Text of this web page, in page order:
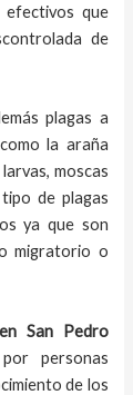
efectivos que
de
plagas a
la araña
moscas
de plagas
ya que son
migratorio o
San Pedro
personas
de los